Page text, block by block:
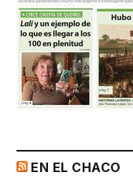
EN EL CHACO